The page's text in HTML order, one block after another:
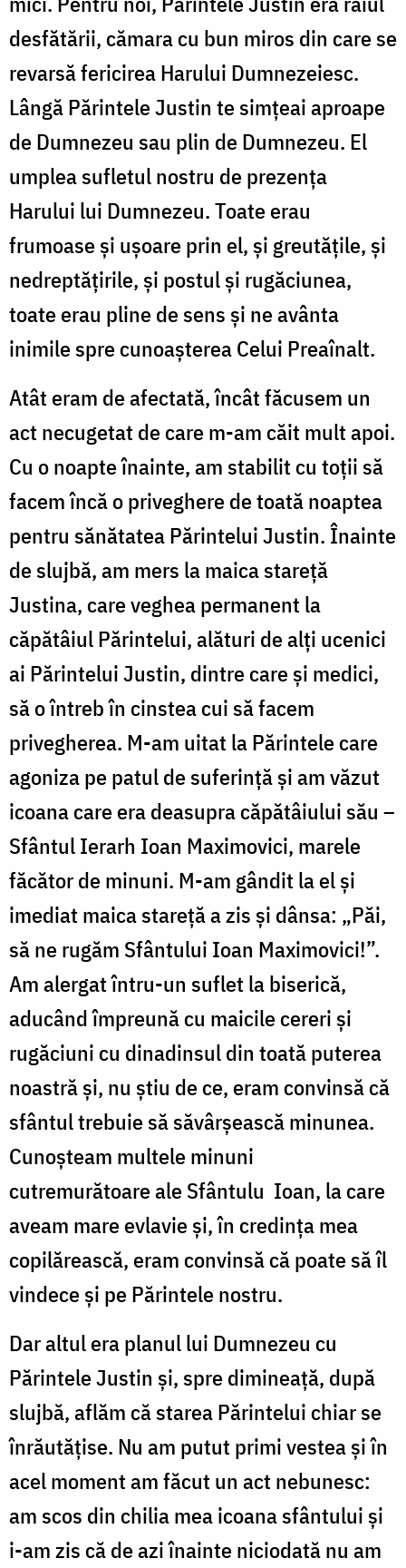
desfătării, cămara cu bun miros din care se
revarsă fericirea Harului Dumnezeiesc.
Lângă Părintele Justin te simțeai aproape
de Dumnezeu sau plin de Dumnezeu. El
umplea sufletul nostru de prezența
Harului lui Dumnezeu. Toate erau
frumoase și ușoare prin el, și greutățile, și
nedreptățirile, și postul și rugăciunea,
toate erau pline de sens și ne avânta
inimile spre cunoașterea Celui Preaînalt.
Atât eram de afectată, încât făcusem un
act necugetat de care m-am căit mult apoi.
Cu o noapte înainte, am stabilit cu toții să
facem încă o priveghere de toată noaptea
pentru sănătatea Părintelui Justin. Înainte
de slujbă, am mers la maica stareță
Justina, care veghea permanent la
căpătâiul Părintelui, alături de alți ucenici
ai Părintelui Justin, dintre care și medici,
să o întreb în cinstea cui să facem
privegherea. M-am uitat la Părintele care
agoniza pe patul de suferință și am văzut
icoana care era deasupra căpătâiului său –
Sfântul Ierarh Ioan Maximovici, marele
făcător de minuni. M-am gândit la el și
imediat maica stareță a zis și dânsa: „Păi,
să ne rugăm Sfântului Ioan Maximovici!”.
Am alergat întru-un suflet la biserică,
aducând împreună cu maicile cereri și
rugăciuni cu dinadinsul din toată puterea
noastră și, nu știu de ce, eram convinsă că
sfântul trebuie să săvârșească minunea.
Cunoșteam multele minuni
cutremurătoare ale Sfântulu Ioan, la care
aveam mare evlavie și, în credința mea
copilărească, eram convinsă că poate să îl
vindece și pe Părintele nostru.
Dar altul era planul lui Dumnezeu cu
Părintele Justin și, spre dimineață, după
slujbă, aflăm că starea Părintelui chiar se
înrăutățise. Nu am putut primi vestea și în
acel moment am făcut un act nebunesc:
am scos din chilia mea icoana sfântului și
i-am zis că de azi înainte niciodată nu am